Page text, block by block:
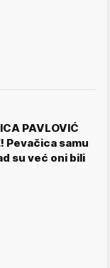
PAVLOVIĆ
Pevačica samu
su već oni bili